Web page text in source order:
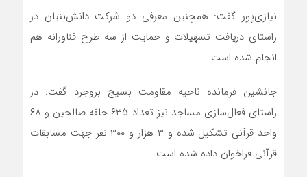
نیازی‌پور گفت: همچنین معرفی دو شرکت دانش‌بنیان در
راستای دریافت تسهیلات و حمایت از سه طرح فناورانه هم
انجام شده است.
جانشین فرمانده ناحیه مقاومت بسیج بروجرد گفت: در
راستای فعال‌سازی مساجد نیز تعداد ۶۳۵ حلقه صالحین و ۶۸
واحد قرآنی تشکیل شده و ۳ هزار و ۳۰۰ نفر جهت مسابقات
قرآنی فراخوان داده شده است.